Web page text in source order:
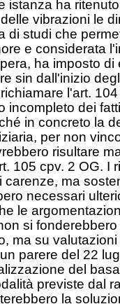
istanza ha
vibrazioni le
di studi che
e considerata
ha imposto
sin dall'inizio
l'art.
incompleto dei
in concreto la
per non
risultare
105 cpv. 2 OG. I
carenze, ma
necessari
le
si
ma su
parere del 22
del
previste dal
la